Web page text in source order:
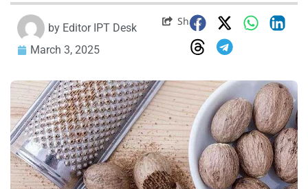
by Editor IPT Desk
March 3, 2025
Share